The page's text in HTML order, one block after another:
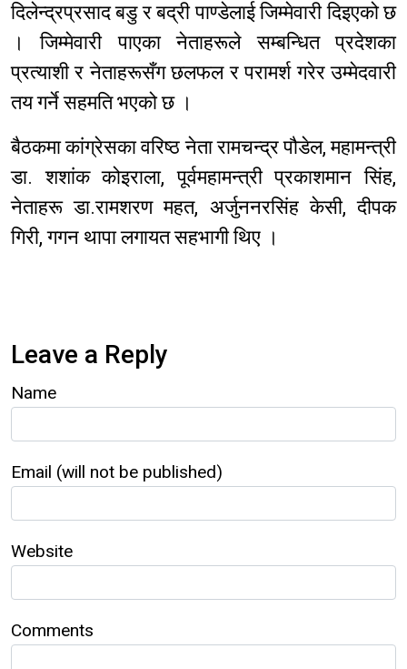
दिलेन्द्रप्रसाद बडु र बद्री पाण्डेलाई जिम्मेवारी दिइएको छ
। जिम्मेवारी पाएका नेताहरूले सम्बन्धित प्रदेशका
प्रत्याशी र नेताहरूसँग छलफल र परामर्श गरेर उम्मेदवारी
तय गर्ने सहमति भएको छ ।
बैठकमा कांग्रेसका वरिष्ठ नेता रामचन्द्र पौडेल, महामन्त्री
डा. शशांक कोइराला, पूर्वमहामन्त्री प्रकाशमान सिंह,
नेताहरू डा.रामशरण महत, अर्जुननरसिंह केसी, दीपक
गिरी, गगन थापा लगायत सहभागी थिए ।
Leave a Reply
Name
Email (will not be published)
Website
Comments